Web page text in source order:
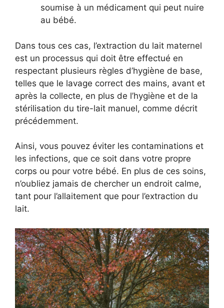
soumise à un médicament qui peut nuire
au bébé.
Dans tous ces cas, l’extraction du lait maternel
est un processus qui doit être effectué en
respectant plusieurs règles d’hygiène de base,
telles que le lavage correct des mains, avant et
après la collecte, en plus de l’hygiène et de la
stérilisation du tire-lait manuel, comme décrit
précédemment.
Ainsi, vous pouvez éviter les contaminations et
les infections, que ce soit dans votre propre
corps ou pour votre bébé. En plus de ces soins,
n’oubliez jamais de chercher un endroit calme,
tant pour l’allaitement que pour l’extraction du
lait.